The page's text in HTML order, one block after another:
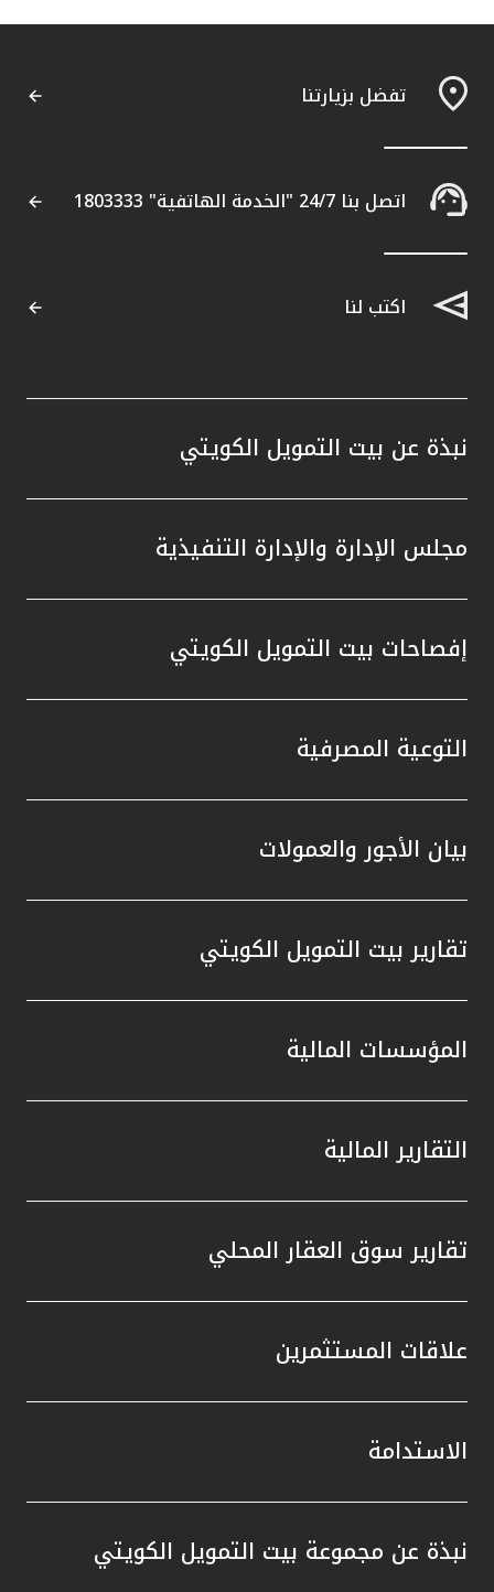
تفضل بزيارتنا
اتصل بنا 24/7 "الخدمة الهاتفية" 1803333
اكتب لنا
نبذة عن بيت التمويل الكويتي
مجلس الإدارة والإدارة التنفيذية
إفصاحات بيت التمويل الكويتي
التوعية المصرفية
بيان الأجور والعمولات
تقارير بيت التمويل الكويتي
المؤسسات المالية
التقارير المالية
تقارير سوق العقار المحلي
علاقات المستثمرين
الاستدامة
نبذة عن مجموعة بيت التمويل الكويتي